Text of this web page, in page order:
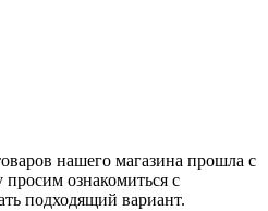
нашего магазина прошла с
ознакомиться с
подходящий вариант.